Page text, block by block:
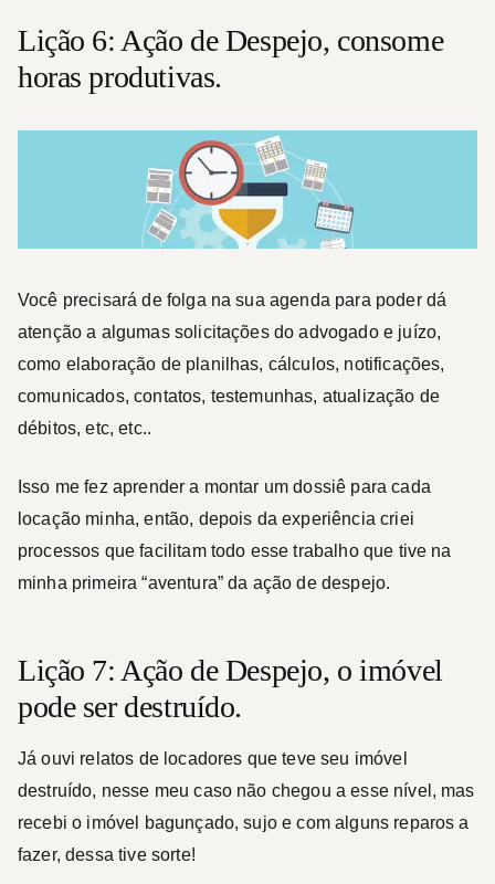
Lição 6: Ação de Despejo, consome
horas produtivas.
Você precisará de folga na sua agenda para poder dá
atenção a algumas solicitações do advogado e juízo,
como elaboração de planilhas, cálculos, notificações,
comunicados, contatos, testemunhas, atualização de
débitos, etc, etc..
Isso me fez aprender a montar um dossiê para cada
locação minha, então, depois da experiência criei
processos que facilitam todo esse trabalho que tive na
minha primeira “aventura” da ação de despejo.
Lição 7: Ação de Despejo, o imóvel
pode ser destruído.
Já ouvi relatos de locadores que teve seu imóvel
destruído, nesse meu caso não chegou a esse nível, mas
recebi o imóvel bagunçado, sujo e com alguns reparos a
fazer, dessa tive sorte!